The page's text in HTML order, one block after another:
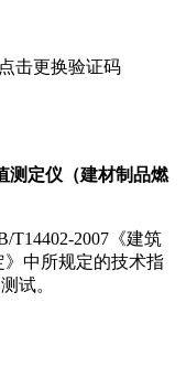
测定仪（建材制品燃
T14402-2007《建筑
中所规定的技术指
试。